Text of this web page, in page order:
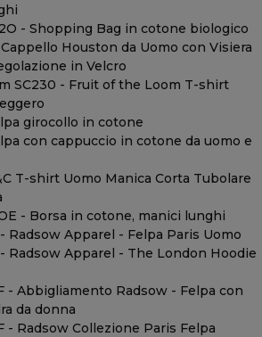
- Shopping Bag in cotone biologico
Houston da Uomo con Visiera
in Velcro
SC230 - Fruit of the Loom T-shirt
girocollo in cotone
con cappuccio in cotone da uomo e
T-shirt Uomo Manica Corta Tubolare
- Borsa in cotone, manici lunghi
Radsow Apparel - Felpa Paris Uomo
Radsow Apparel - The London Hoodie
- Abbigliamento Radsow - Felpa con
da donna
- Radsow Collezione Paris Felpa